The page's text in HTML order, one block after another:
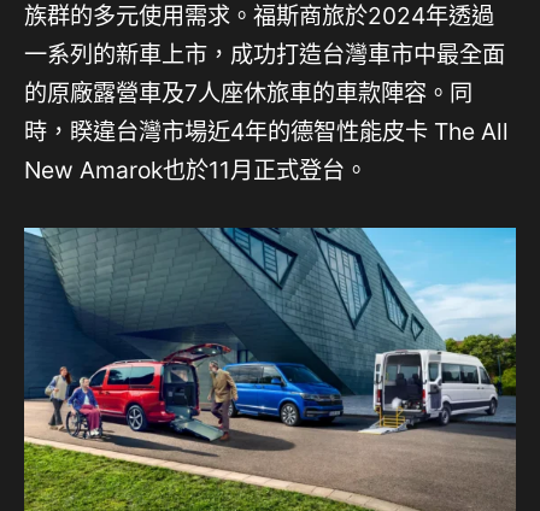
族群的多元使用需求。福斯商旅於2024年透過
一系列的新車上市，成功打造台灣車市中最全面
的原廠露營車及7人座休旅車的車款陣容。同
時，睽違台灣市場近4年的德智性能皮卡 The All
New Amarok也於11月正式登台。